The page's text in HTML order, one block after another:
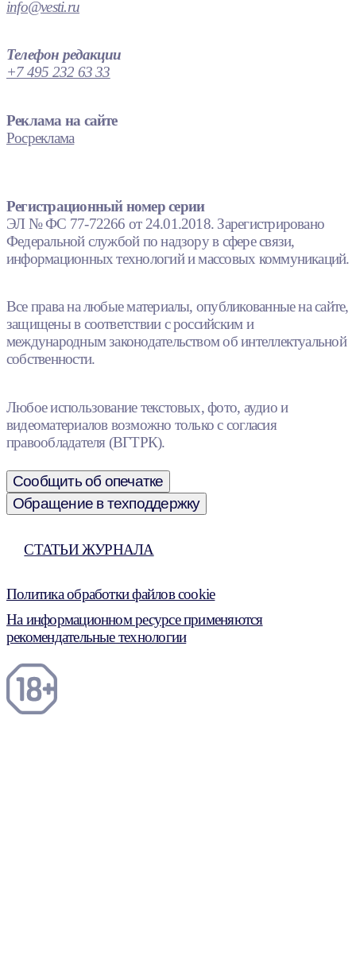
info@vesti.ru
Телефон редакции
+7 495 232 63 33
Реклама на сайте
Росреклама
Регистрационный номер серии
ЭЛ № ФС 77-72266 от 24.01.2018. Зарегистрировано
Федеральной службой по надзору в сфере связи,
информационных технологий и массовых коммуникаций.
Все права на любые материалы, опубликованные на сайте,
защищены в соответствии с российским и
международным законодательством об интеллектуальной
собственности.
Любое использование текстовых, фото, аудио и
видеоматериалов возможно только с согласия
правообладателя (ВГТРК).
Сообщить об опечатке
Обращение в техподдержку
СТАТЬИ ЖУРНАЛА
Политика обработки файлов cookie
На информационном ресурсе применяются
рекомендательные технологии